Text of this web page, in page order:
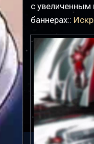
с
баннерах::